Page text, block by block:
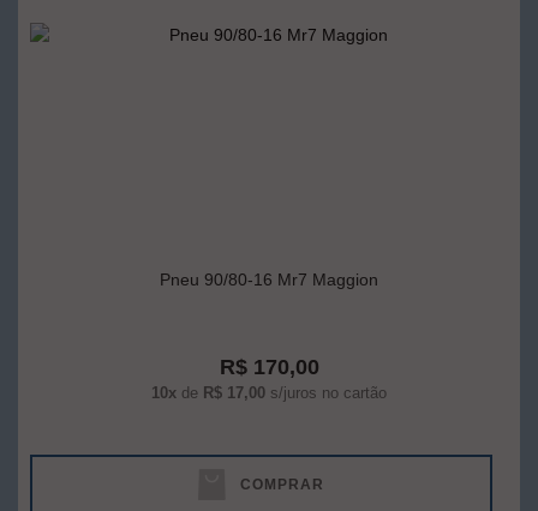
Pneu 90/80-16 Mr7 Maggion
R$ 170,00
10x de R$ 17,00 s/juros no cartão
COMPRAR